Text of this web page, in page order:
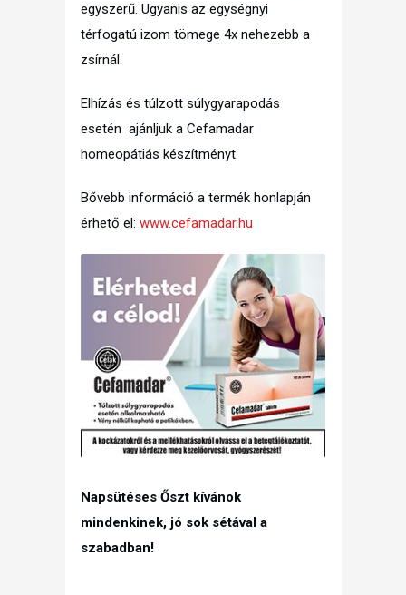
egyszerű. Ugyanis az egységnyi
térfogatú izom tömege 4x nehezebb a
zsírnál.
Elhízás és túlzott súlygyarapodás
esetén ajánljuk a Cefamadar
homeopátiás készítményt.
Bővebb információ a termék honlapján
érhető el: www.cefamadar.hu
Napsütéses Őszt kívánok
mindenkinek, jó sok sétával a
szabadban!